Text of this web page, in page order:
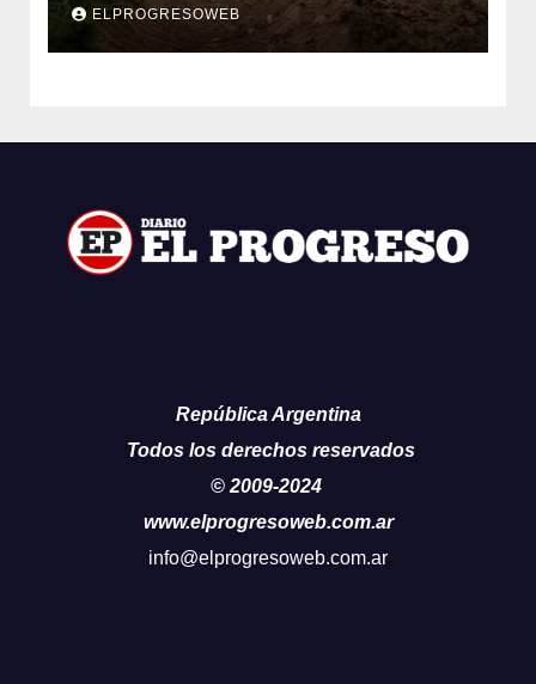
ELPROGRESOWEB
República Argentina
Todos los derechos reservados
© 2009-2024
www.elprogresoweb.com.ar
info@elprogresoweb.com.ar